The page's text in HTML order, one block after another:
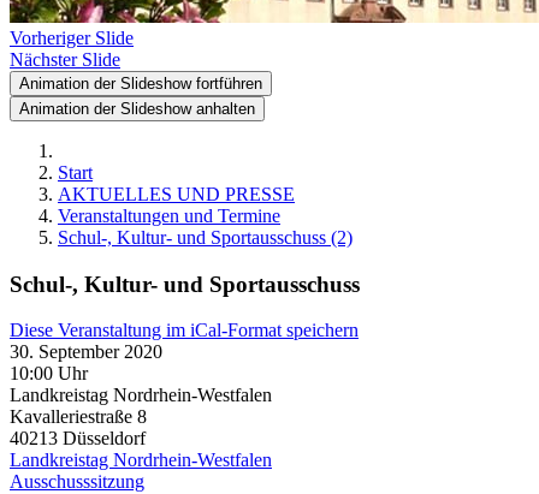
Vorheriger Slide
Nächster Slide
Animation der Slideshow fortführen
Animation der Slideshow anhalten
Start
AKTUELLES UND PRESSE
Veranstaltungen und Termine
Schul-, Kultur- und Sportausschuss (2)
Schul-, Kultur- und Sportausschuss
Diese Veranstaltung im iCal-Format speichern
30. September 2020
10:00 Uhr
Landkreistag Nordrhein-Westfalen
Kavalleriestraße 8
40213 Düsseldorf
Landkreistag Nordrhein-Westfalen
Ausschusssitzung